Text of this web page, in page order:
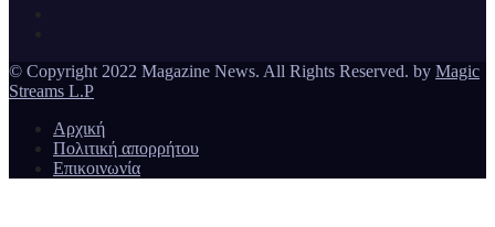
© Copyright 2022 Magazine News. All Rights Reserved. by Magic
Streams L.P
Αρχική
Πολιτική απορρήτου
Επικοινωνία